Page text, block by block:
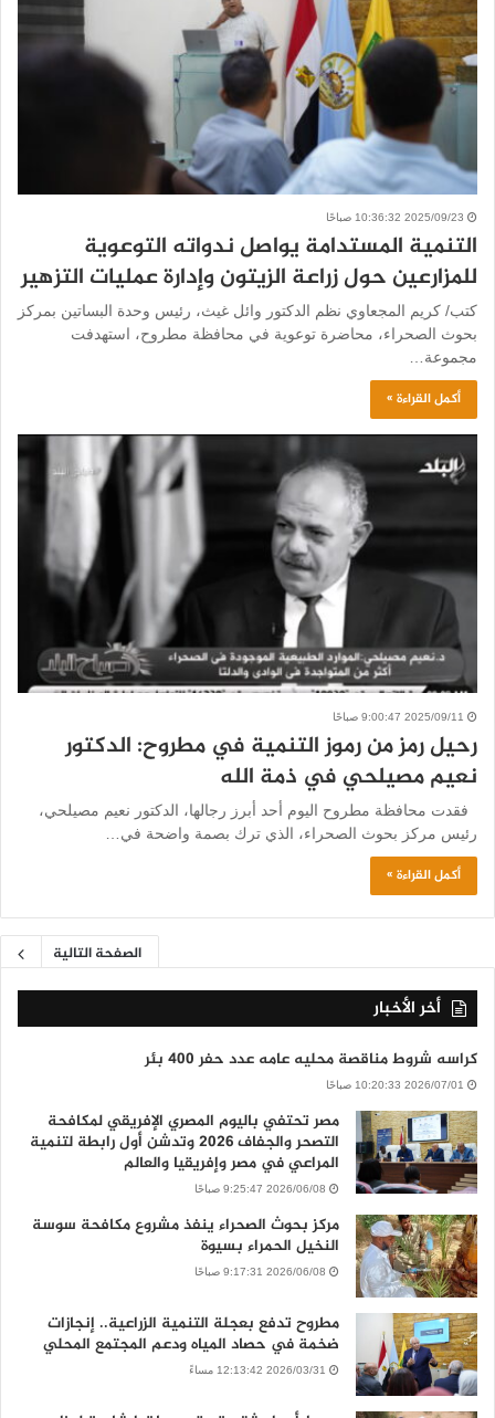
2025/09/23 10:36:32 صباحًا
التنمية المستدامة يواصل ندواته التوعوية
للمزارعين حول زراعة الزيتون وإدارة عمليات التزهير
كتب/ كريم المجعاوي نظم الدكتور وائل غيث، رئيس وحدة البساتين بمركز
بحوث الصحراء، محاضرة توعوية في محافظة مطروح، استهدفت
مجموعة…
أكمل القراءة »
2025/09/11 9:00:47 صباحًا
رحيل رمز من رموز التنمية في مطروح: الدكتور
نعيم مصيلحي في ذمة الله
فقدت محافظة مطروح اليوم أحد أبرز رجالها، الدكتور نعيم مصيلحي،
رئيس مركز بحوث الصحراء، الذي ترك بصمة واضحة في…
أكمل القراءة »
الصفحة التالية
أخر الأخبار
كراسه شروط مناقصة محليه عامه عدد حفر 400 بئر
2026/07/01 10:20:33 صباحًا
مصر تحتفي باليوم المصري الإفريقي لمكافحة
التصحر والجفاف 2026 وتدشن أول رابطة لتنمية
المراعي في مصر وإفريقيا والعالم
2026/06/08 9:25:47 صباحًا
مركز بحوث الصحراء ينفذ مشروع مكافحة سوسة
النخيل الحمراء بسيوة
2026/06/08 9:17:31 صباحًا
مطروح تدفع بعجلة التنمية الزراعية.. إنجازات
ضخمة في حصاد المياه ودعم المجتمع المحلي
2026/03/31 12:13:42 مساءً